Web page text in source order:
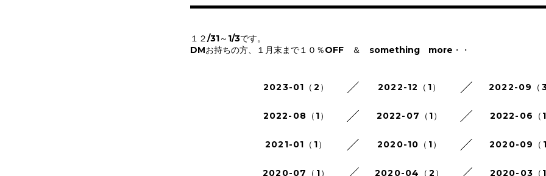
１２/31～1/3です。
DMお持ちの方、１月末まで１０％OFF ＆ something more・・
2023-01（2） 2022-12（1） 2022-09（3
2022-08（1） 2022-07（1） 2022-06（1
2021-01（1） 2020-10（1） 2020-09（1
2020-07（1） 2020-04（2） 2020-03（1